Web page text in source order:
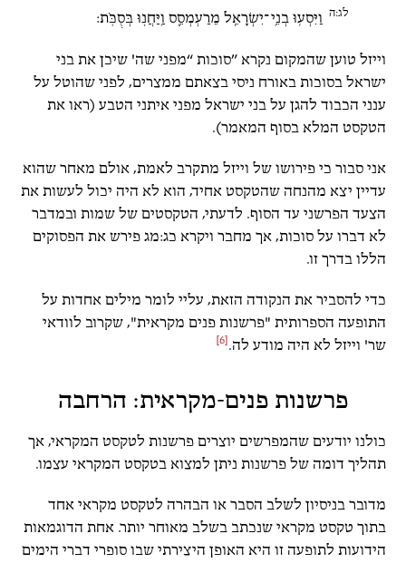
לג:ה וַיִּסְע֥וּ בְנֵֽי־יִשְׂרָאֵ֖ל מֵרַעְמְסֵ֑ס וַֽיַּחֲנ֖וּ בְּסֻכֹּֽת:
וייזל טוען שהמקום נקרא ”סוכות “מפני שה' שיכן את בני
ישראל בסוכות באורח ניסי בצאתם ממצרים, לפני שהוטל על
ענני הכבוד להגן על בני ישראל מפני איתני הטבע (ראו את
הטקסט המלא בסוף המאמר).
אני סבור כי פירושו של וייזל מתקרב לאמת, אולם מאחר שהוא
עדיין יצא מהנחה שהטקסט אחיד, הוא לא היה יכול לעשות את
הצעד הפרשני עד הסוף. לדעתי, הטקסטים של שמות ובמדבר
לא דברו על סוכות, אך מחבר ויקרא כג:מג פירש את הפסוקים
הללו בדרך זו.
כדי להסביר את הנקודה הזאת, עליי לומר מילים אחדות על
התופעה הספרותית "פרשנות פנים מקראית", שקרוב לוודאי
שר' וייזל לא היה מודע לה. [6]
פרשנות פנים-מקראית: הרחבה
כולנו יודעים שהמפרשים יוצרים פרשנות לטקסט המקראי, אך
תהליך דומה של פרשנות ניתן למצוא בטקסט המקראי עצמו.
מדובר בניסיון לשלב הסבר או הבהרה לטקסט מקראי אחד
בתוך טקסט מקראי שנכתב בשלב מאוחר יותר. אחת הדוגמאות
הידועות לתופעה זו היא האופן היצירתי שבו סופרי דברי הימים